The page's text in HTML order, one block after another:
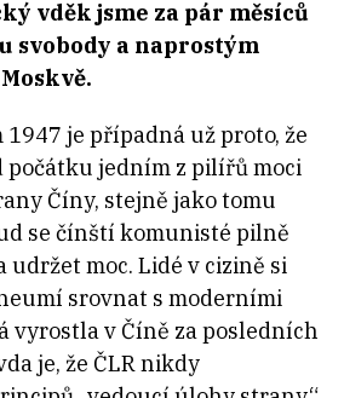
vděk jsme za pár měsíců
svobody a naprostým
1947 je případná už proto, že
počátku jedním z pilířů moci
Číny, stejně jako tomu
se čínští komunisté pilně
moc. Lidé v cizině si
srovnat s moderními
vyrostla v Číně za posledních
je, že ČLR nikdy